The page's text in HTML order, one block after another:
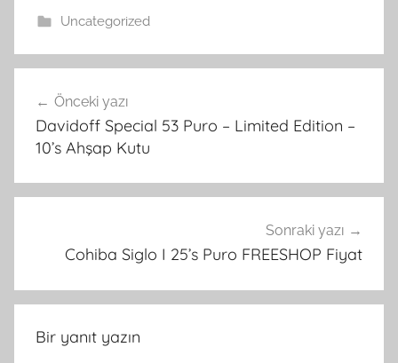
Uncategorized
gezinmesi
Önceki yazı
Davidoff Special 53 Puro – Limited Edition –
10’s Ahşap Kutu
Sonraki yazı
Cohiba Siglo I 25’s Puro FREESHOP Fiyat
Bir yanıt yazın